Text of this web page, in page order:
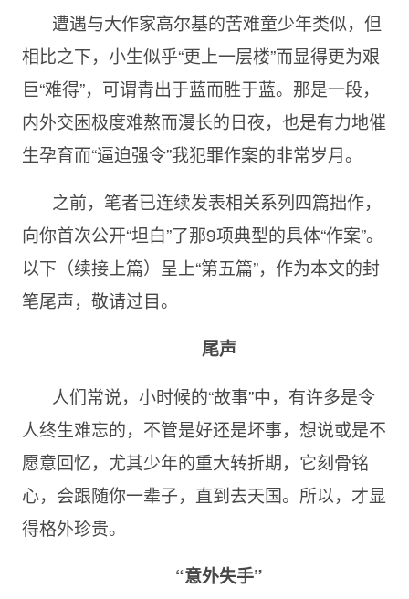
遭遇与大作家高尔基的苦难童少年类似，但
相比之下，小生似乎“更上一层楼”而显得更为艰
巨“难得”，可谓青出于蓝而胜于蓝。那是一段，
内外交困极度难熬而漫长的日夜，也是有力地催
生孕育而“逼迫强令”我犯罪作案的非常岁月。
之前，笔者已连续发表相关系列四篇拙作，
向你首次公开“坦白”了那9项典型的具体“作案”。
以下（续接上篇）呈上“第五篇”，作为本文的封
笔尾声，敬请过目。
尾声
人们常说，小时候的“故事”中，有许多是令
人终生难忘的，不管是好还是坏事，想说或是不
愿意回忆，尤其少年的重大转折期，它刻骨铭
心，会跟随你一辈子，直到去天国。所以，才显
得格外珍贵。
“意外失手”